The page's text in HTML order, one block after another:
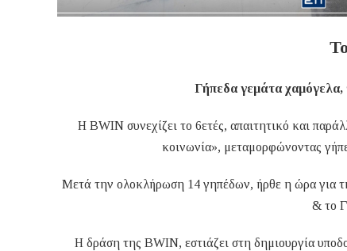
Γήπεδα γεμάτα χαμόγελα,
Η BWIN συνεχίζει το 6ετές, απαιτητικό και
κοινωνία», μεταμορφώνοντας
Μετά την ολοκλήρωση 14 γηπέδων, ήρθε η ώρα για
& το
Η δράση της BWIN, εστιάζει στη δημιουργία